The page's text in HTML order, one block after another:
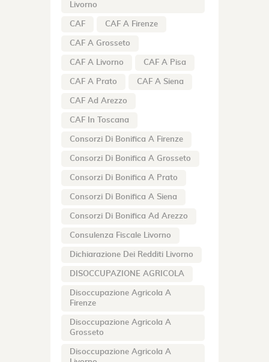
Livorno
CAF CAF A Firenze
CAF A Grosseto
CAF A Livorno CAF A Pisa
CAF A Prato CAF A Siena
CAF Ad Arezzo
CAF In Toscana
Consorzi Di Bonifica A Firenze
Consorzi Di Bonifica A Grosseto
Consorzi Di Bonifica A Prato
Consorzi Di Bonifica A Siena
Consorzi Di Bonifica Ad Arezzo
Consulenza Fiscale Livorno
Dichiarazione Dei Redditi Livorno
DISOCCUPAZIONE AGRICOLA
Disoccupazione Agricola A
Firenze
Disoccupazione Agricola A
Grosseto
Disoccupazione Agricola A